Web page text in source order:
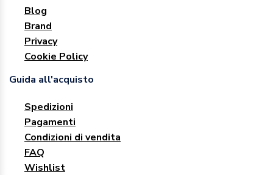
Blog
Brand
Privacy
Cookie Policy
Guida all'acquisto
Spedizioni
Pagamenti
Condizioni di vendita
FAQ
Wishlist